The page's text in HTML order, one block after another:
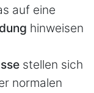
auf eine
hinweisen
stellen sich
normalen